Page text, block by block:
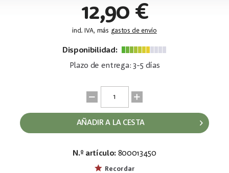
12,90 €
incl. IVA, más gastos de envío
Disponibilidad:
Plazo de entrega: 3-5 días
AÑADIR A LA CESTA
N.º artículo: 800013450
Recordar